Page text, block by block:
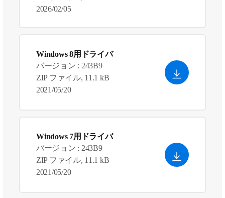
2026/02/05
Windows 8用ドライバ
バージョン : 243B9
ZIP ファイル, 11.1 kB
2021/05/20
Windows 7用ドライバ
バージョン : 243B9
ZIP ファイル, 11.1 kB
2021/05/20